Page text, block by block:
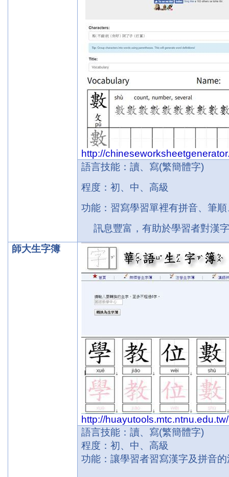
http://
語言技能：讀、寫(繁簡體字)
程度：初、中、高級
功能：習寫學習單裡有拼音、筆
訊息豐富，有助於學習者對漢
師大生字簿
http://
語言技能：讀、寫(繁簡體字)
程度：初、中、高級
功能：讓學習者習寫漢字及拼音